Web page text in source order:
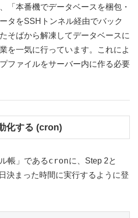
「本番機でデータベースを梱包・
タをSSHトンネル経由でバック
そばから解凍してデータベースに
を一気に行っています。これによ
ファイルをサーバー内に作る必要
化する (cron)
帳」であるcronに、Step 2と
決まった時間に実行するように登